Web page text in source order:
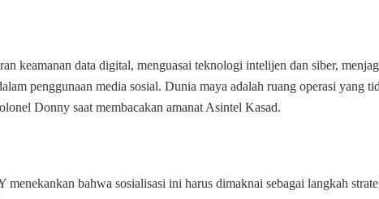
keamanan data digital, menguasai teknologi intelijen dan siber,
penggunaan media sosial. Dunia maya adalah ruang operasi yang
Donny saat membacakan amanat Asintel Kasad.
bahwa sosialisasi ini harus dimaknai sebagai langkah